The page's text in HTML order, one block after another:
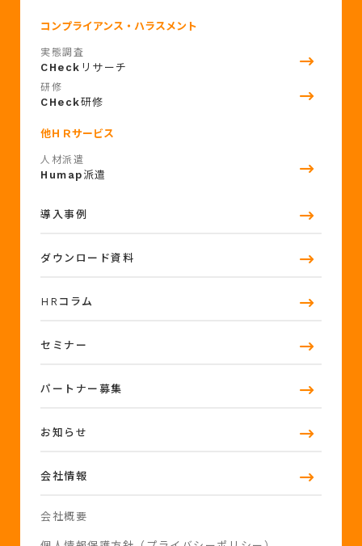
コンプライアンス・ハラスメント
実態調査
CHeck リサーチ
研修
CHeck研修
他ＨＲサービス
人材派遣
Humap 派遣
導入事例
ダウンロード資料
HRコラム
セミナー
パートナー募集
お知らせ
会社情報
会社概要